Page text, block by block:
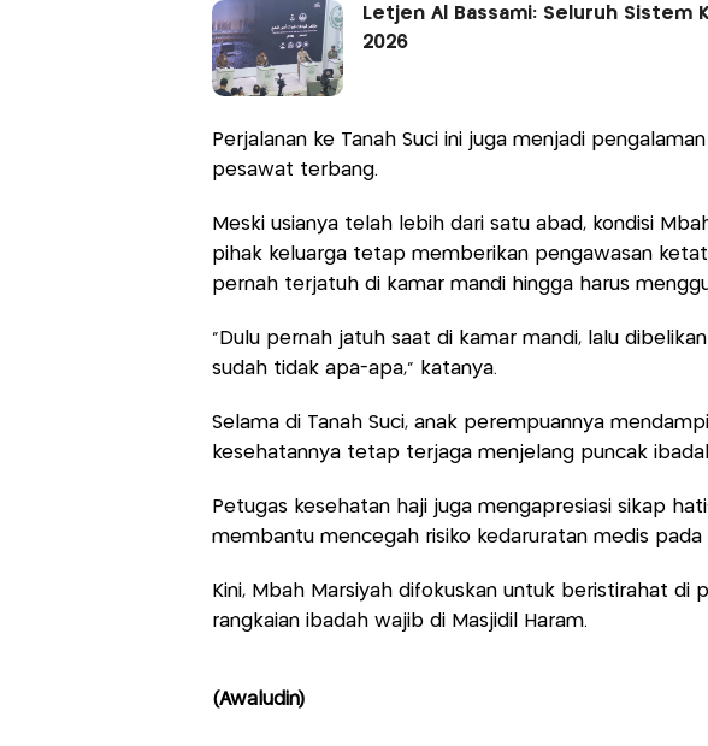
Letjen Al Bassami: Seluruh Sistem
2026
Perjalanan ke Tanah Suci ini juga menjadi
pesawat terbang.
Meski usianya telah lebih dari satu abad, kondisi
pihak keluarga tetap memberikan pengawasan
pernah terjatuh di kamar mandi hingga harus
"Dulu pernah jatuh saat di kamar mandi, lalu
sudah tidak apa-apa," katanya.
Selama di Tanah Suci, anak perempuannya
kesehatannya tetap terjaga menjelang puncak
Petugas kesehatan haji juga mengapresiasi sikap
membantu mencegah risiko kedaruratan medis pada
Kini, Mbah Marsiyah difokuskan untuk beristirahat di
rangkaian ibadah wajib di Masjidil Haram.
(Awaludin)